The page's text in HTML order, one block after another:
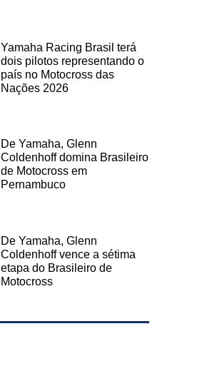
Yamaha Racing Brasil terá
dois pilotos representando o
país no Motocross das
Nações 2026
De Yamaha, Glenn
Coldenhoff domina Brasileiro
de Motocross em
Pernambuco
De Yamaha, Glenn
Coldenhoff vence a sétima
etapa do Brasileiro de
Motocross